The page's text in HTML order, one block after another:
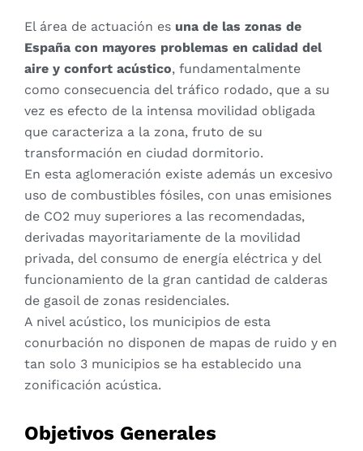
El área de actuación es una de las zonas de
España con mayores problemas en calidad del
aire y confort acústico, fundamentalmente
como consecuencia del tráfico rodado, que a su
vez es efecto de la intensa movilidad obligada
que caracteriza a la zona, fruto de su
transformación en ciudad dormitorio.
En esta aglomeración existe además un excesivo
uso de combustibles fósiles, con unas emisiones
de CO2 muy superiores a las recomendadas,
derivadas mayoritariamente de la movilidad
privada, del consumo de energía eléctrica y del
funcionamiento de la gran cantidad de calderas
de gasoil de zonas residenciales.
A nivel acústico, los municipios de esta
conurbación no disponen de mapas de ruido y en
tan solo 3 municipios se ha establecido una
zonificación acústica.
Objetivos Generales